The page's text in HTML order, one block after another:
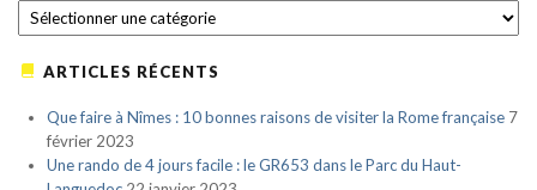
CATÉGORIES
ARTICLES RÉCENTS
Que faire à Nîmes : 10 bonnes raisons de visiter la Rome française 7
février 2023
Une rando de 4 jours facile : le GR653 dans le Parc du Haut-